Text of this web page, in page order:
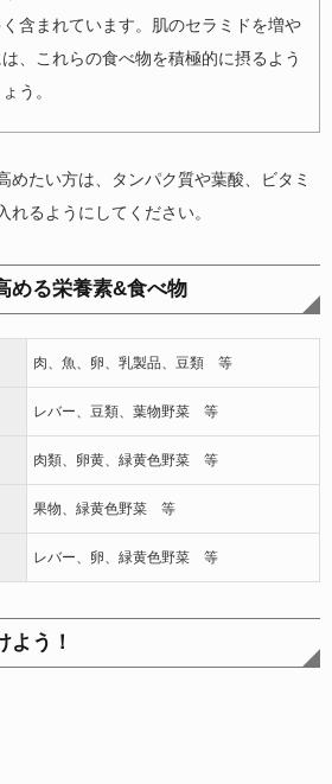
含まれています。肌のセラミドを増や
、これらの食べ物を積極的に摂るよう
う。
めたい方は、タンパク質や葉酸、ビタミ
れるようにしてください。
める栄養素&食べ物
肉、魚、卵、乳製品、豆類 等
レバー、豆類、葉物野菜 等
肉類、卵黄、緑黄色野菜 等
果物、緑黄色野菜 等
レバー、卵、緑黄色野菜 等
よう！